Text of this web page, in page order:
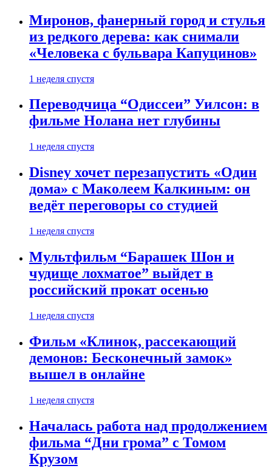
Миронов, фанерный город и стулья
из редкого дерева: как снимали
«Человека с бульвара Капуцинов»
1 неделя спустя
Переводчица “Одиссеи” Уилсон: в
фильме Нолана нет глубины
1 неделя спустя
Disney хочет перезапустить «Один
дома» с Маколеем Калкиным: он
ведёт переговоры со студией
1 неделя спустя
Мультфильм “Барашек Шон и
чудище лохматое” выйдет в
российский прокат осенью
1 неделя спустя
Фильм «Клинок, рассекающий
демонов: Бесконечный замок»
вышел в онлайне
1 неделя спустя
Началась работа над продолжением
фильма “Дни грома” с Томом
Крузом